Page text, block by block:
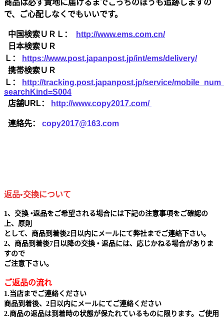
商品は必ず貴地に届けるまでこっちのほうも追跡しますの
で、ご心配しなくでもいいです。
中国検索ＵＲＬ：
http://www.ems.com.cn/
日本検索ＵＲ
Ｌ：
https://www.post.japanpost.jp/int/ems/delivery/
携帯検索ＵＲ
Ｌ：
http://tracking.post.japanpost.jp/service/
searchKind=S004
店舗URL：
http://www.copy2017.com/
連絡先： copy2017@163.com
返品•交換について
1、交換 •返品をご希望される場合には下記の注意事項をご確認の
上、原則
として、商品到着後2日以内にメールにて弊社までご連絡下さい。
2、商品到着後7日以降の交換 • 返品には、応じかねる場合がありま
すので
ご注意下さい。
ご返品の流れ
1.当店までご連絡ください
商品到着後、2日以内にメールにてご連絡ください
2.商品の返品は到着時の状態が保たれているものに限ります。ご使用